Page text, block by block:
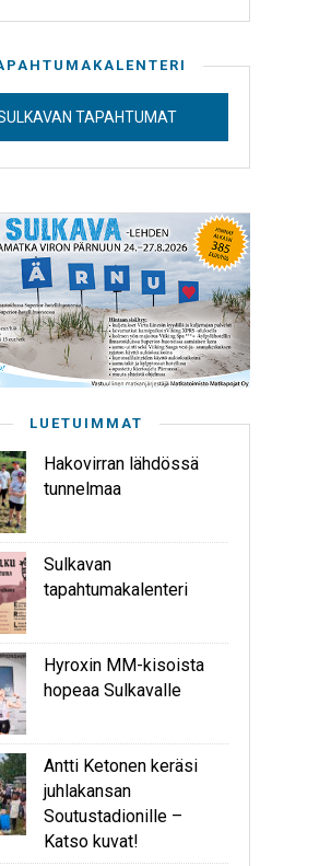
TAPAHTUMAT
LUETUIMMAT
Hakovirran lähdössä
tunnelmaa
Sulkavan
tapahtumakalenteri
Hyroxin MM-kisoista
hopeaa Sulkavalle
Antti Ketonen keräsi
juhlakansan
Soutustadionille –
Katso kuvat!